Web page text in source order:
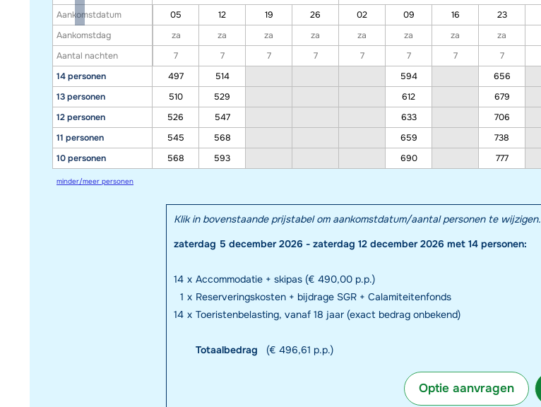
Aankomstdatum
Aankomstdag
Aantal nachten
14 personen
13 personen
12 personen
11 personen
10 personen
05 12 19 26 02 09 16 23
za
za za za za za za za
7
7 7 7 7 7 7 7
497
514 594 656
510
529 612 679
526
547 633 706
545
568 659 738
568
593 690 777
minder/meer personen
Klik in bovenstaande prijstabel om aankomstdatum/aantal personen te wijzigen.
zaterdag 5 december 2026 - zaterdag 12 december 2026 met 14 personen:
14 x Accommodatie + skipas (€ 490,00 p.p.)
1 x Reserveringskosten + bijdrage SGR + Calamiteitenfonds
14 x Toeristenbelasting, vanaf 18 jaar (exact bedrag onbekend)
Totaalbedrag (€ 496,61 p.p.)
Optie aanvragen